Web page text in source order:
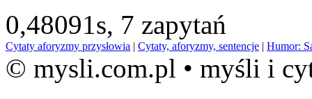
0,48091s, 7 zapytań
Cytaty aforyzmy przysłowia | Cytaty, aforyzmy, sentencje | Humor:
© mysli.com.pl • myśli i